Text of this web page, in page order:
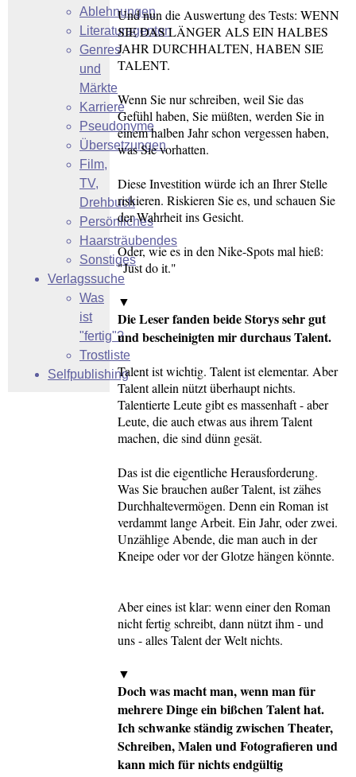
Ablehnungen
Literaturagenten
Genres
und
Märkte
Karriere
Pseudonyme
Übersetzungen
Film,
TV,
Drehbuch
Persönliches
Haarsträubendes
Sonstiges
Verlagssuche
Was
ist
"fertig"?
Trostliste
Selfpublishing
Und nun die Auswertung des Tests: WENN
SIE DAS LÄNGER ALS EIN HALBES
JAHR DURCHHALTEN, HABEN SIE
TALENT.
Wenn Sie nur schreiben, weil Sie das
Gefühl haben, Sie müßten, werden Sie in
einem halben Jahr schon vergessen haben,
was Sie vorhatten.
Diese Investition würde ich an Ihrer Stelle
riskieren. Riskieren Sie es, und schauen Sie
der Wahrheit ins Gesicht.
Oder, wie es in den Nike-Spots mal hieß:
"Just do it."
▼
Die Leser fanden beide Storys sehr gut
und bescheinigten mir durchaus Talent.
Talent ist wichtig. Talent ist elementar. Aber
Talent allein nützt überhaupt nichts.
Talentierte Leute gibt es massenhaft - aber
Leute, die auch etwas aus ihrem Talent
machen, die sind dünn gesät.
Das ist die eigentliche Herausforderung.
Was Sie brauchen außer Talent, ist zähes
Durchhaltevermögen. Denn ein Roman ist
verdammt lange Arbeit. Ein Jahr, oder zwei.
Unzählige Abende, die man auch in der
Kneipe oder vor der Glotze hängen könnte.
Aber eines ist klar: wenn einer den Roman
nicht fertig schreibt, dann nützt ihm - und
uns - alles Talent der Welt nichts.
▼
Doch was macht man, wenn man für
mehrere Dinge ein bißchen Talent hat.
Ich schwanke ständig zwischen Theater,
Schreiben, Malen und Fotografieren und
kann mich für nichts endgültig